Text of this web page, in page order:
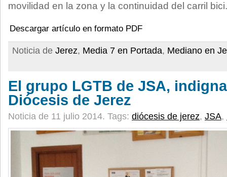
movilidad en la zona y la continuidad del carril bici.
Descargar artículo en formato PDF
Noticia de Jerez, Media 7 en Portada, Mediano en
El grupo LGTB de JSA,
Diócesis de Jerez
Noticia de 11 julio 2014. Tags: diócesis de jerez, JSA,